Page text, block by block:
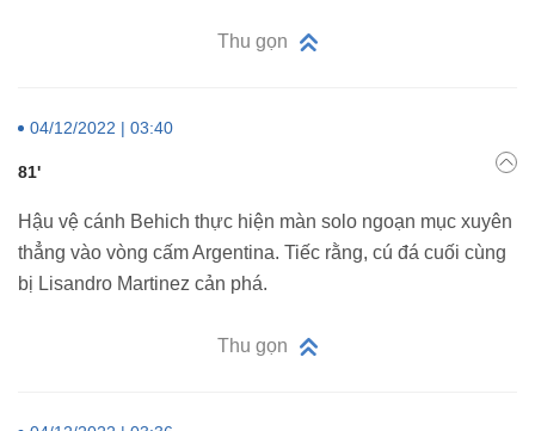
Thu gọn
04/12/2022 | 03:40
81'
Hậu vệ cánh Behich thực hiện màn solo ngoạn mục xuyên
thẳng vào vòng cấm Argentina. Tiếc rằng, cú đá cuối cùng
bị Lisandro Martinez cản phá.
Thu gọn